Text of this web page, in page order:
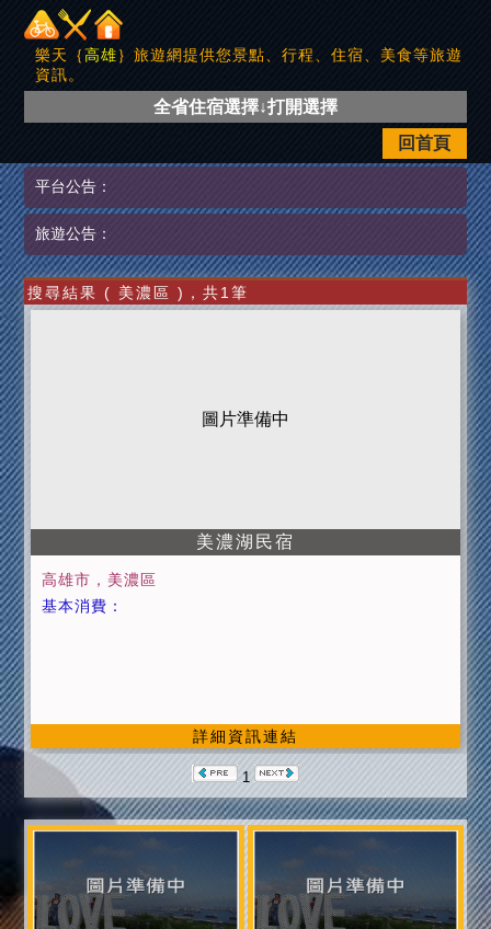
樂天｛高雄｝旅遊網提供您景點、行程、住宿、美食等旅遊
資訊。
全省住宿選擇↓打開選擇
回首頁
平台公告：
旅遊公告：
搜尋結果 ( 美濃區 )，共1筆
圖片準備中
美濃湖民宿
高雄市，美濃區
基本消費：
詳細資訊連結
1